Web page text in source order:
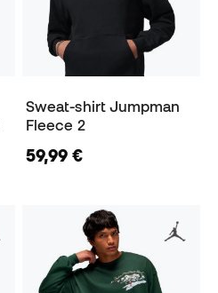
Sweat-shirt Jumpman
Fleece 2
59,99 €